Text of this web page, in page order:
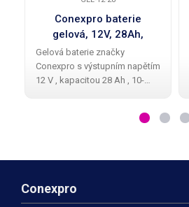
Conexpro baterie
gelová, 12V, 28Ah,
životnost 10-12 let, M5,
Deep cycle
Gelová baterie značky
Conexpro s výstupním napětím
12 V , kapacitou 28 Ah , 10-
Conexpro